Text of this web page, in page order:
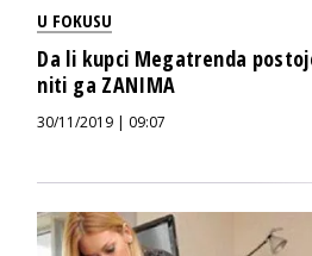
U FOKUSU
Da li kupci Megatrenda
niti ga ZANIMA
30/11/2019 | 09:07